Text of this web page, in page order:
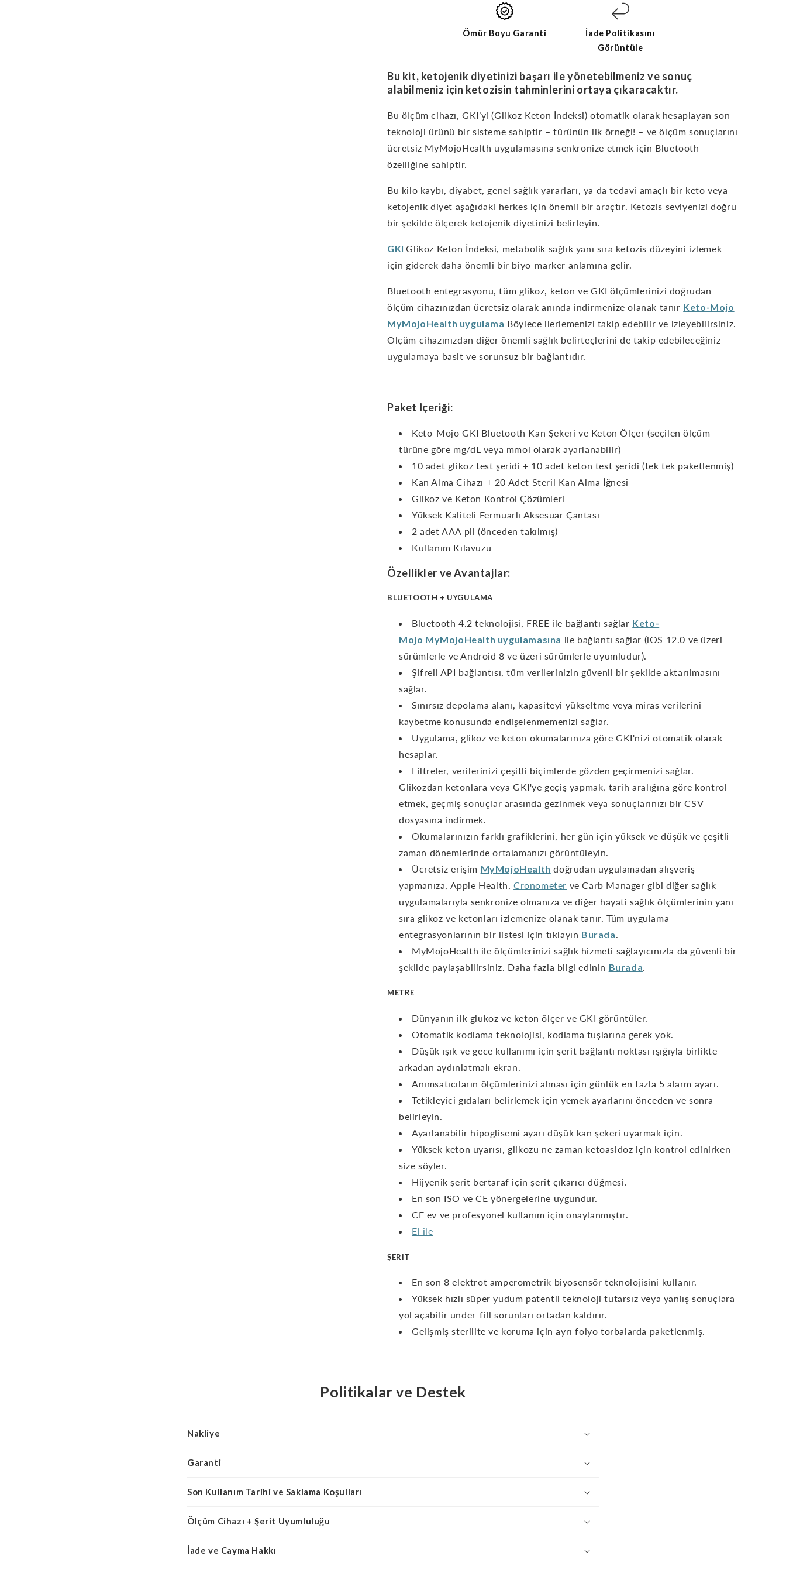
artırın
Ömür Boyu Garanti
İade Politikasını
Görüntüle
Bu kit, ketojenik diyetinizi başarı ile yönetebilmeniz ve sonuç
alabilmeniz için ketozisin tahminlerini ortaya çıkaracaktır.
Bu ölçüm cihazı, GKI’yi (Glikoz Keton İndeksi) otomatik olarak hesaplayan son
teknoloji ürünü bir sisteme sahiptir – türünün ilk örneği! – ve ölçüm sonuçlarını
ücretsiz MyMojoHealth uygulamasına senkronize etmek için Bluetooth
özelliğine sahiptir.
Bu kilo kaybı, diyabet, genel sağlık yararları, ya da tedavi amaçlı bir keto veya
ketojenik diyet aşağıdaki herkes için önemli bir araçtır. Ketozis seviyenizi doğru
bir şekilde ölçerek ketojenik diyetinizi belirleyin.
GKI Glikoz Keton İndeksi, metabolik sağlık yanı sıra ketozis düzeyini izlemek
için giderek daha önemli bir biyo-marker anlamına gelir.
Bluetooth entegrasyonu, tüm glikoz, keton ve GKI ölçümlerinizi doğrudan
ölçüm cihazınızdan ücretsiz olarak anında indirmenize olanak tanır Keto-Mojo
MyMojoHealth uygulama Böylece ilerlemenizi takip edebilir ve izleyebilirsiniz.
Ölçüm cihazınızdan diğer önemli sağlık belirteçlerini de takip edebileceğiniz
uygulamaya basit ve sorunsuz bir bağlantıdır.
Paket İçeriği:
Keto-Mojo GKI Bluetooth Kan Şekeri ve Keton Ölçer (seçilen ölçüm
türüne göre mg/dL veya mmol olarak ayarlanabilir)
10 adet glikoz test şeridi + 10 adet keton test şeridi (tek tek paketlenmiş)
Kan Alma Cihazı + 20 Adet Steril Kan Alma İğnesi
Glikoz ve Keton Kontrol Çözümleri
Yüksek Kaliteli Fermuarlı Aksesuar Çantası
2 adet AAA pil (önceden takılmış)
Kullanım Kılavuzu
Özellikler ve Avantajlar:
BLUETOOTH + UYGULAMA
Bluetooth 4.2 teknolojisi, FREE ile bağlantı sağlar Keto-
Mojo MyMojoHealth uygulamasına ile bağlantı sağlar (iOS 12.0 ve üzeri
sürümlerle ve Android 8 ve üzeri sürümlerle uyumludur).
Şifreli API bağlantısı, tüm verilerinizin güvenli bir şekilde aktarılmasını
sağlar.
Sınırsız depolama alanı, kapasiteyi yükseltme veya miras verilerini
kaybetme konusunda endişelenmemenizi sağlar.
Uygulama, glikoz ve keton okumalarınıza göre GKI'nizi otomatik olarak
hesaplar.
Filtreler, verilerinizi çeşitli biçimlerde gözden geçirmenizi sağlar.
Glikozdan ketonlara veya GKI'ye geçiş yapmak, tarih aralığına göre kontrol
etmek, geçmiş sonuçlar arasında gezinmek veya sonuçlarınızı bir CSV
dosyasına indirmek.
Okumalarınızın farklı grafiklerini, her gün için yüksek ve düşük ve çeşitli
zaman dönemlerinde ortalamanızı görüntüleyin.
Ücretsiz erişim MyMojoHealth doğrudan uygulamadan alışveriş
yapmanıza, Apple Health,Cronometer ve Carb Manager gibi diğer sağlık
uygulamalarıyla senkronize olmanıza ve diğer hayati sağlık ölçümlerinin yanı
sıra glikoz ve ketonları izlemenize olanak tanır. Tüm uygulama
entegrasyonlarının bir listesi için tıklayın Burada
MyMojoHealth ile ölçümlerinizi sağlık hizmeti sağlayıcınızla da güvenli bir
şekilde paylaşabilirsiniz. Daha fazla bilgi edinin Burada
METRE
Dünyanın ilk glukoz ve keton ölçer ve GKI görüntüler.
Otomatik kodlama teknolojisi, kodlama tuşlarına gerek yok.
Düşük ışık ve gece kullanımı için şerit bağlantı noktası ışığıyla birlikte
arkadan aydınlatmalı ekran.
Anımsatıcıların ölçümlerinizi alması için günlük en fazla 5 alarm ayarı.
Tetikleyici gıdaları belirlemek için yemek ayarlarını önceden ve sonra
belirleyin.
Ayarlanabilir hipoglisemi ayarı düşük kan şekeri uyarmak için.
Yüksek keton uyarısı, glikozu ne zaman ketoasidoz için kontrol edinirken
size söyler.
Hijyenik şerit bertaraf için şerit çıkarıcı düğmesi.
En son ISO ve CE yönergelerine uygundur.
CE ev ve profesyonel kullanım için onaylanmıştır.
El ile
ŞERIT
En son 8 elektrot amperometrik biyosensör teknolojisini kullanır.
Yüksek hızlı süper yudum patentli teknoloji tutarsız veya yanlış sonuçlara
yol açabilir under-fill sorunları ortadan kaldırır.
Gelişmiş sterilite ve koruma için ayrı folyo torbalarda paketlenmiş.
Politikalar ve Destek
Nakliye
Garanti
Son Kullanım Tarihi ve Saklama Koşulları
Ölçüm Cihazı + Şerit Uyumluluğu
İade ve Cayma Hakkı